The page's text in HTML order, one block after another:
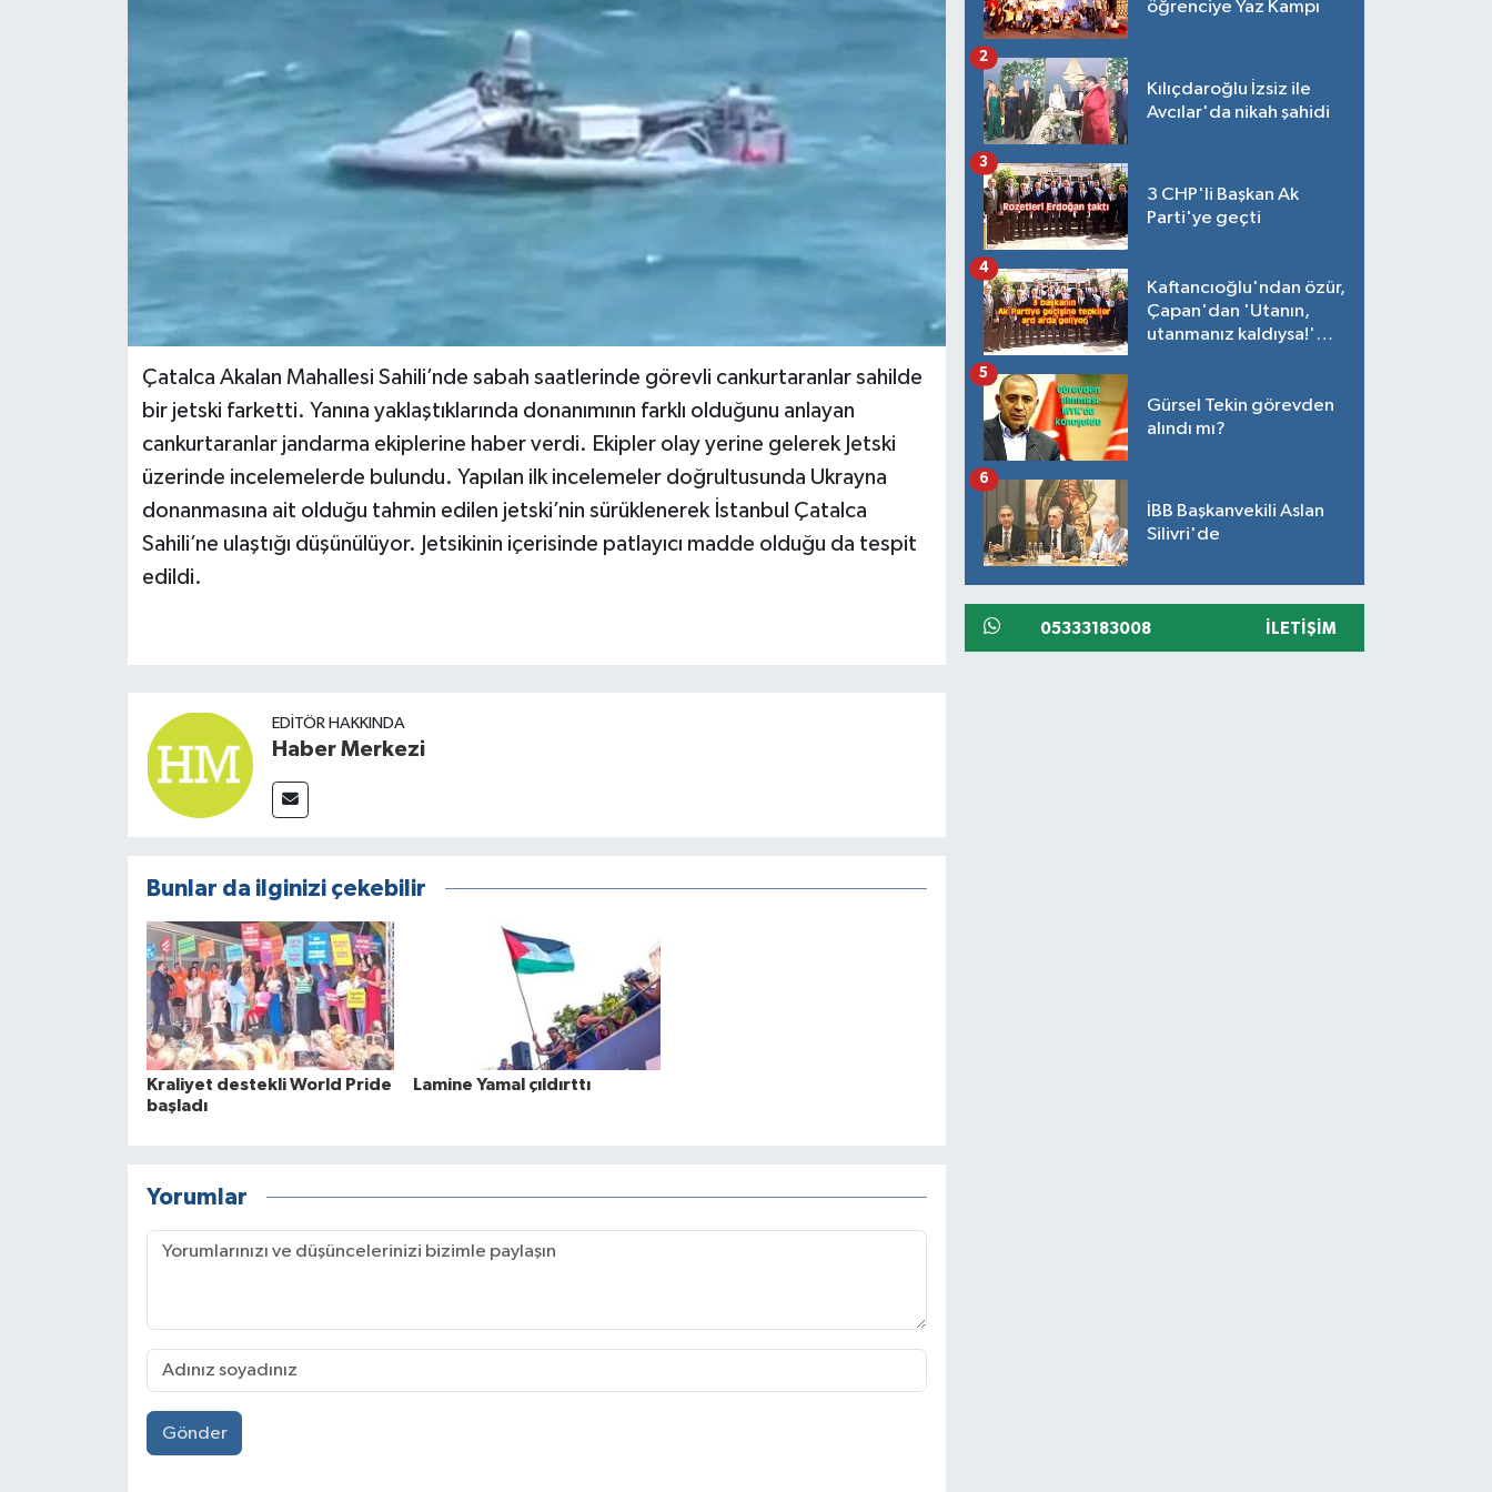
Çatalca Akalan Mahallesi Sahili’nde sabah saatlerinde görevli cankurtaranlar sahilde
bir jetski farketti. Yanına yaklaştıklarında donanımının farklı olduğunu anlayan
cankurtaranlar jandarma ekiplerine haber verdi. Ekipler olay yerine gelerek Jetski
üzerinde incelemelerde bulundu. Yapılan ilk incelemeler doğrultusunda Ukrayna
donanmasına ait olduğu tahmin edilen jetski’nin sürüklenerek İstanbul Çatalca
Sahili’ne ulaştığı düşünülüyor. Jetsikinin içerisinde patlayıcı madde olduğu da tespit
edildi.
EDITÖR HAKKINDA
Haber Merkezi
Bunlar da ilginizi çekebilir
Kraliyet destekli World Pride
başladı
Lamine Yamal çıldırttı
Yorumlar
Gönder
öğrenciye Yaz Kampı
Kılıçdaroğlu İzsiz ile
Avcılar'da nikah şahidi
2
3 CHP'li Başkan Ak
Parti'ye geçti
3
Kaftancıoğlu'ndan özür,
Çapan'dan 'Utanın,
utanmanız kaldıysa!'
4
Gürsel Tekin görevden
alındı mı?
5
İBB Başkanvekili Aslan
Silivri'de
6
05333183008 İLETIŞIM